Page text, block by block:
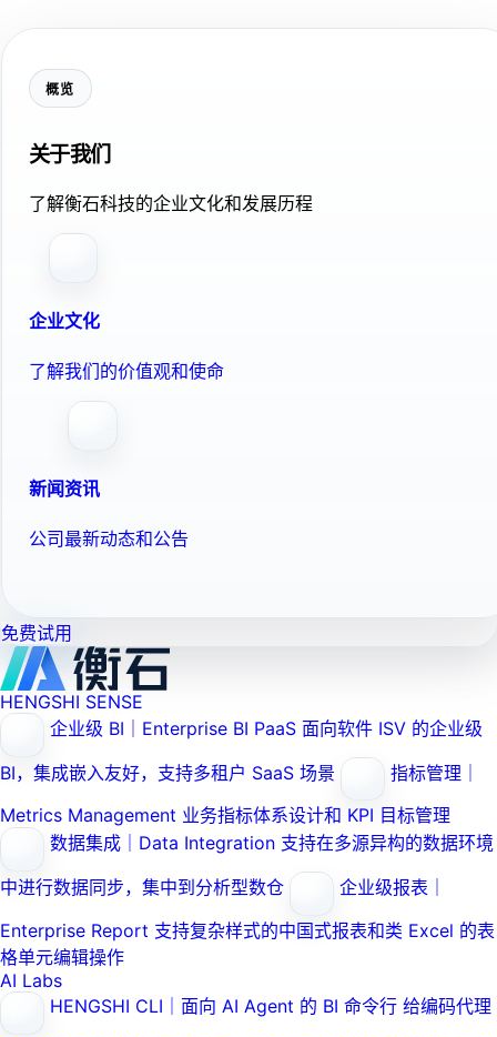
概览
关于我们
了解衡石科技的企业文化和发展历程
企业文化
了解我们的价值观和使命
新闻资讯
公司最新动态和公告
免费试用
HENGSHI SENSE
企业级 BI｜Enterprise BI PaaS 面向软件 ISV 的企业级
BI，集成嵌入友好，支持多租户 SaaS 场景
指标管理｜
Metrics Management 业务指标体系设计和 KPI 目标管理
数据集成｜Data Integration 支持在多源异构的数据环境
中进行数据同步，集中到分析型数仓
企业级报表｜
Enterprise Report 支持复杂样式的中国式报表和类 Excel 的表
格单元编辑操作
AI Labs
HENGSHI CLI｜面向 AI Agent 的 BI 命令行 给编码代理